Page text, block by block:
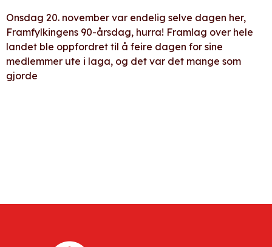
Onsdag 20. november var endelig selve dagen her,
Framfylkingens 90-årsdag, hurra! Framlag over hele
landet ble oppfordret til å feire dagen for sine
medlemmer ute i laga, og det var det mange som
gjorde